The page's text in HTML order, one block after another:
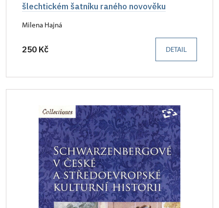
šlechtickém šatníku raného novověku
Milena Hajná
250 Kč DETAIL